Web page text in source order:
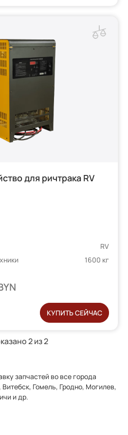
для ричтрака RV
RV
1600 кг
КУПИТЬ СЕЙЧАС
2 из2
запчастей во все города
Гомель, Гродно, Могилев,
и др.